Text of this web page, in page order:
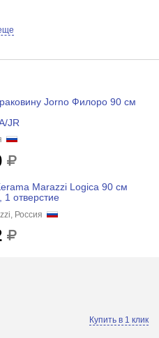
Jorno Филоро 90 см
JR
Marazzi Logica 90 см
1 отверстие
Россия
Купить в 1 клик